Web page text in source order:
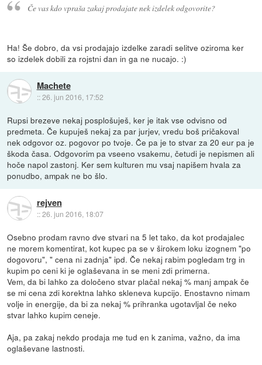
Če vas kdo vpraša zakaj prodajate nek izdelek odgovorite?
Ha! Še dobro, da vsi prodajajo izdelke zaradi selitve oziroma ker
so izdelek dobili za rojstni dan in ga ne nucajo. :)
Machete
::26. jun 2016, 17:52
Rupsi brezeve nekaj posplošuješ, ker je itak vse odvisno od
predmeta. Če kupuješ nekaj za par jurjev, vredu boš pričakoval
nek odgovor oz. pogovor po tvoje. Če pa je to stvar za 20 eur pa je
škoda časa. Odgovorim pa vseeno vsakemu, četudi je nepismen ali
hoče napol zastonj. Ker sem kulturen mu vsaj napišem hvala za
ponudbo, ampak ne bo šlo.
rejven
::26. jun 2016, 18:07
Osebno prodam ravno dve stvari na 5 let tako, da kot prodajalec
ne morem komentirat, kot kupec pa se v širokem loku izognem "po
dogovoru", " cena ni zadnja" ipd. Če nekaj rabim pogledam trg in
kupim po ceni ki je oglaševana in se meni zdi primerna.
Vem, da bi lahko za določeno stvar plačal nekaj % manj ampak če
se mi cena zdi korektna lahko skleneva kupcijo. Enostavno nimam
volje in energije, da bi za nekaj % prihranka ugotavljal če neko
stvar lahko kupim ceneje.
Aja, pa zakaj nekdo prodaja me tud en k zanima, važno, da ima
oglaševane lastnosti.